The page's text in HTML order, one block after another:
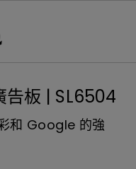
板 | SL6504
和 Google 的強